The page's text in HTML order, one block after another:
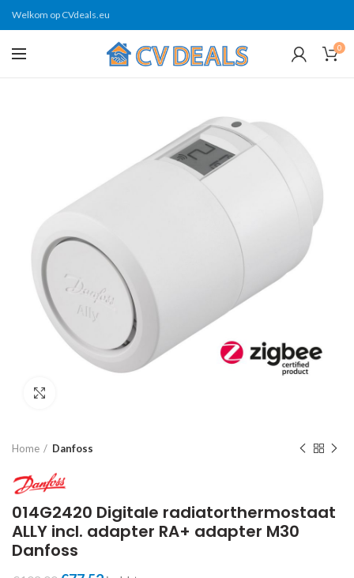
Welkom op CVdeals.eu
0
Home Danfoss
014G2420 Digitale radiatorthermostaat
ALLY incl. adapter RA+ adapter M30
Danfoss